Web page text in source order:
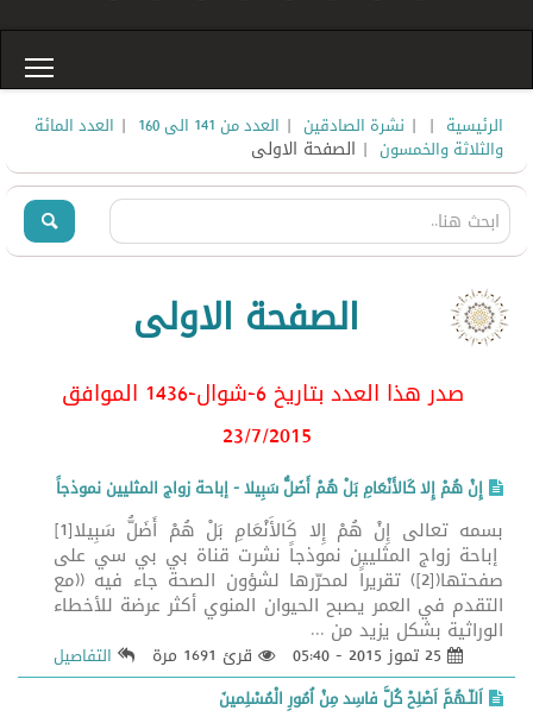
الرئيسية |
| نشرة الصادقين | العدد من 141 الى 160 | العدد المائة
والثلاثة والخمسون | الصفحة الاولى
الصفحة الاولى
صدر هذا العدد بتاريخ 6-شوال-1436 الموافق
23/7/2015
إِنْ هُمْ إِلا كَالأَنْعَامِ بَلْ هُمْ أَضَلُّ سَبِيلا - إباحة زواج المثليين نموذجاً
بسمه تعالى إِنْ هُمْ إِلا كَالأَنْعَامِ بَلْ هُمْ أَضَلُّ سَبِيلا[1]
إباحة زواج المثليين نموذجاً نشرت قناة بي بي سي على
صفحتها([2]) تقريراً لمحرّرها لشؤون الصحة جاء فيه ((مع
التقدم في العمر يصبح الحيوان المنوي أكثر عرضة للأخطاء
الوراثية بشكل يزيد من ...
قرئ 1691 مرة
التفاصيل
اَللّـهُمَّ اَصْلِحْ كُلَّ فاسِد مِنْ اُمُورِ الْمُسْلِمينَ